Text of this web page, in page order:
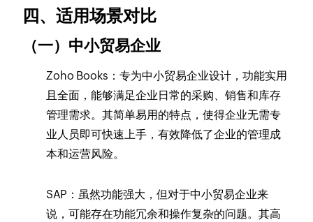
四、适用场景对比
（一）中小贸易企业
Zoho Books：专为中小贸易企业设计，功能实用
且全面，能够满足企业日常的采购、销售和库存
管理需求。其简单易用的特点，使得企业无需专
业人员即可快速上手，有效降低了企业的管理成
本和运营风险。
SAP：虽然功能强大，但对于中小贸易企业来
说，可能存在功能冗余和操作复杂的问题。其高